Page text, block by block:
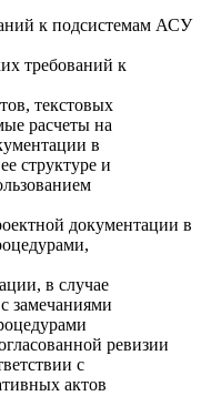
к подсистемам АСУ
требований к
текстовых
расчеты на
в
структуре и
документации в
в случае
замечаниями
ревизии
с
актов